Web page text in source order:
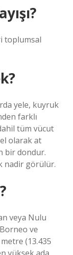
toplumsal
yele, kuyruk
farklı
tüm vücut
olarak at
bir dondur.
nadir görülür.
veya Nulu
ve
metre (13.435